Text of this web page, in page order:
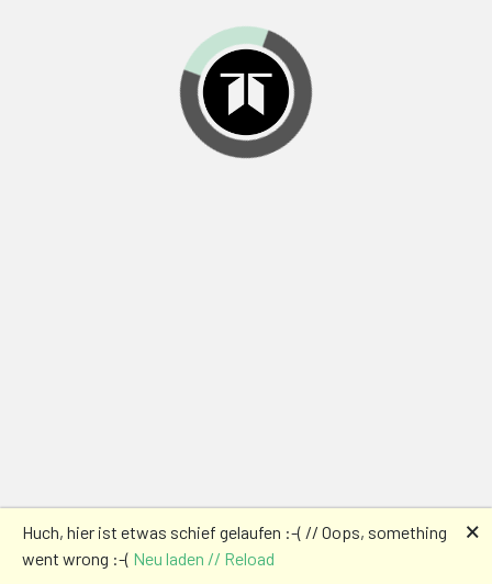
Huch, hier ist etwas schief gelaufen :-( // Oops, something
went wrong :-( Neu laden // Reload
🗙